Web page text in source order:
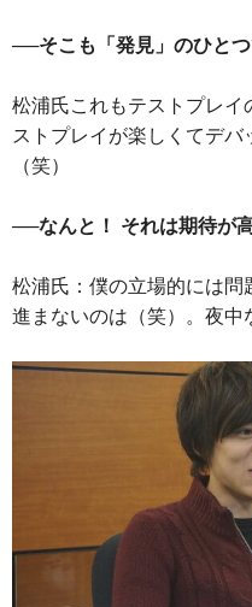
──そこも「発見」のひとつ
松浦氏これもテストプレ
ストプレイが楽しくてデ
（笑）
──なんと！ それは期待が
松浦氏：僕の立場的には
進まないのは（笑）。夜中